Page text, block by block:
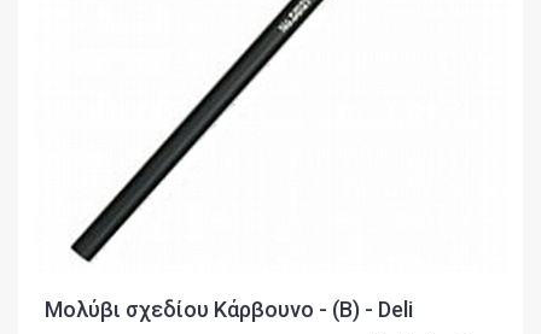
Μολύβι σχεδίου Κάρβουνο - (B) - Deli